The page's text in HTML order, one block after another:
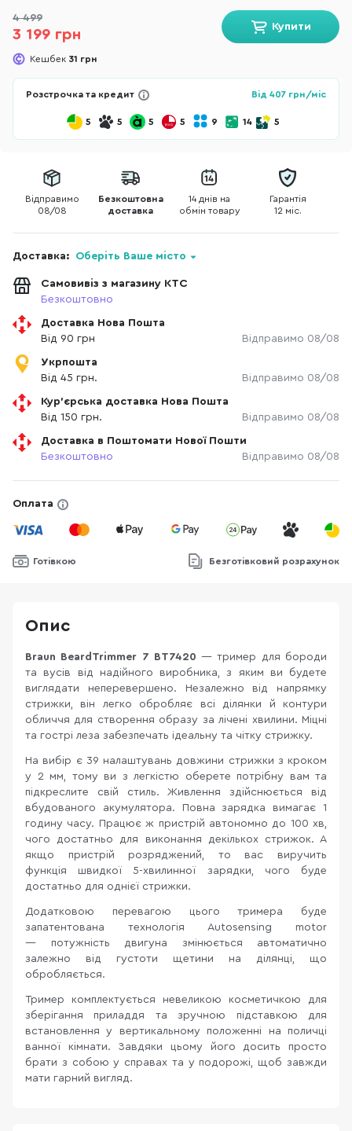
4 499
3 199 грн
Кешбек 31 грн
Купити
Розстрочка та кредит Від 407 грн/міс
5 5 5 5 9 14 5
Відправимо
08/08
Безкоштовна
доставка
14 днів на
обмін товару
Гарантія
12 міс.
Доставка: Оберіть Ваше місто
Самовивіз з магазину КТС
Безкоштовно
Доставка Нова Пошта
Від 90 грн
Відправимо 08/08
Укрпошта
Від 45 грн.
Відправимо 08/08
Кур'єрська доставка Нова Пошта
Від 150 грн.
Відправимо 08/08
Доставка в Поштомати Нової Пошти
Безкоштовно
Відправимо 08/08
Оплата
Готівкою Безготівковий розрахунок
Опис
Braun BeardTrimmer 7 BT7420 — тример для бороди
та вусів від надійного виробника, з яким ви будете
виглядати неперевершено. Незалежно від напрямку
стрижки, він легко обробляє всі ділянки й контури
обличчя для створення образу за лічені хвилини. Міцні
та гострі леза забезпечать ідеальну та чітку стрижку.
На вибір є 39 налаштувань довжини стрижки з кроком
у 2 мм, тому ви з легкістю оберете потрібну вам та
підкреслите свій стиль. Живлення здійснюється від
вбудованого акумулятора. Повна зарядка вимагає 1
годину часу. Працює ж пристрій автономно до 100 хв,
чого достатньо для виконання декількох стрижок. А
якщо пристрій розряджений, то вас виручить
функція швидкої 5-хвилинної зарядки, чого буде
достатньо для однієї стрижки.
Додатковою перевагою цього тримера буде
запатентована технологія Autosensing motor
— потужність двигуна змінюється автоматично
залежно від густоти щетини на ділянці, що
обробляється.
Тример комплектується невеликою косметичкою для
зберігання приладдя та зручною підставкою для
встановлення у вертикальному положенні на поличці
ванної кімнати. Завдяки цьому його досить просто
брати з собою у справах та у подорожі, щоб завжди
мати гарний вигляд.